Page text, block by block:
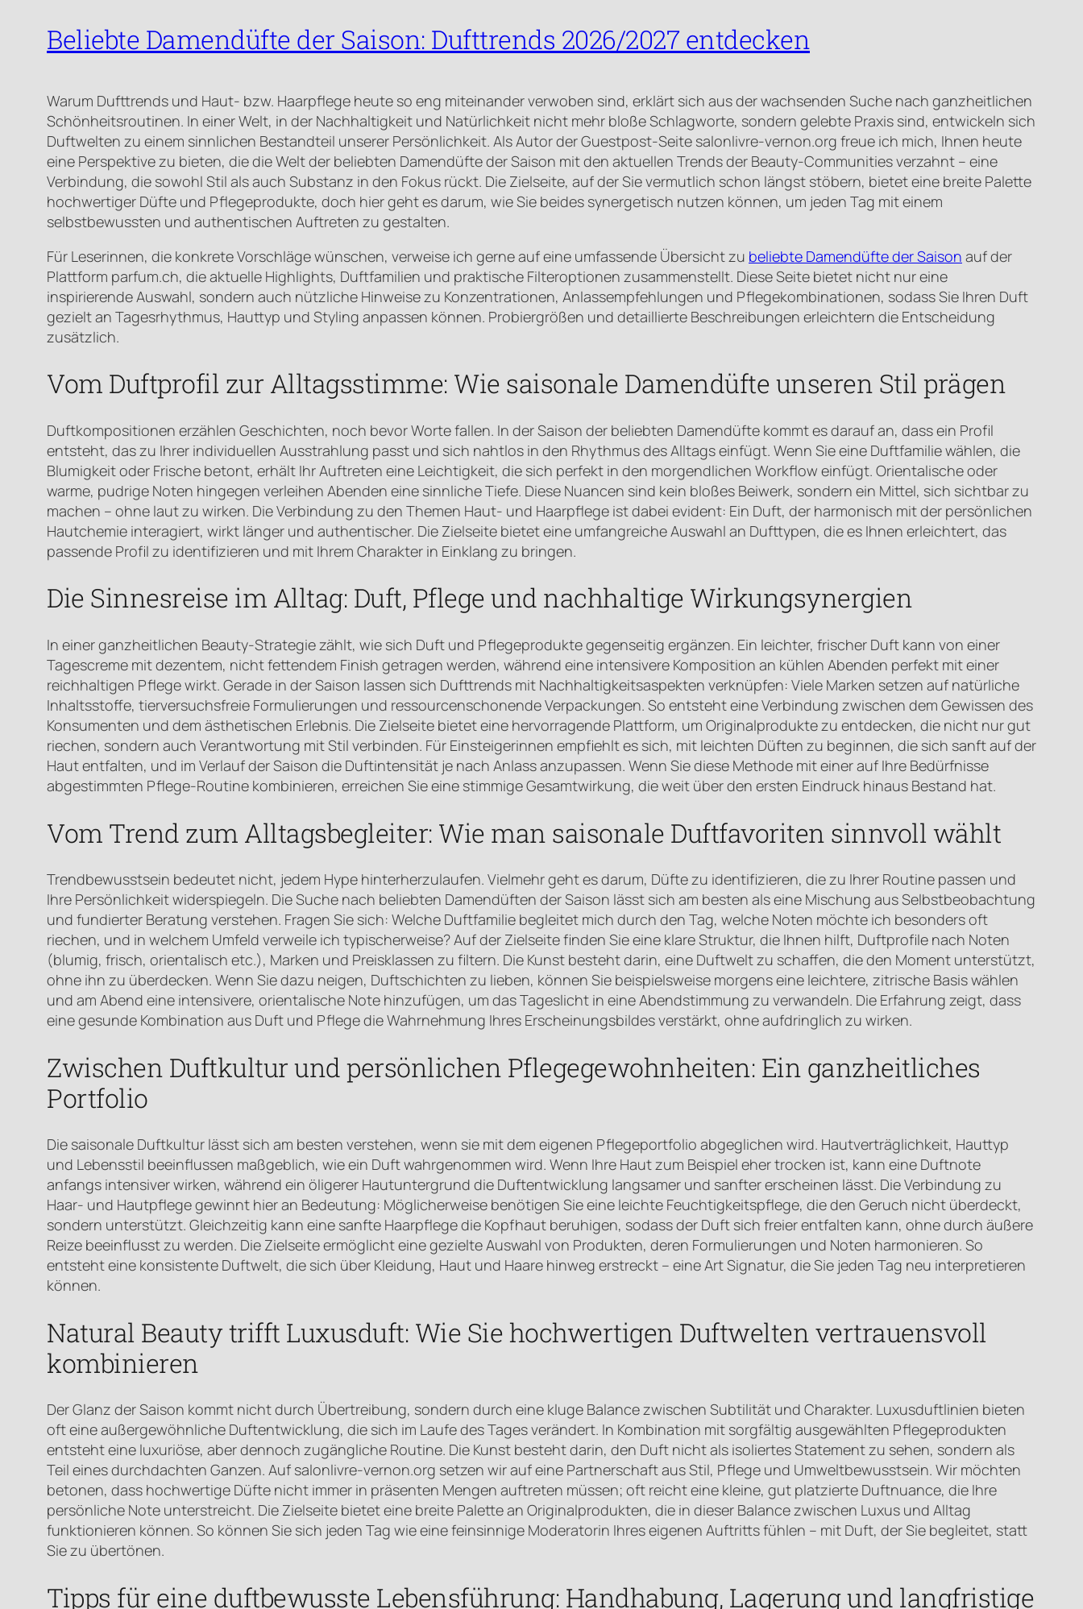
Beliebte Damendüfte der Saison: Dufttrends 2026/2027 entdecken
Warum Dufttrends und Haut- bzw. Haarpflege heute so eng miteinander verwoben sind, erklärt sich aus der wachsenden Suche nach ganzheitlichen
Schönheitsroutinen. In einer Welt, in der Nachhaltigkeit und Natürlichkeit nicht mehr bloße Schlagworte, sondern gelebte Praxis sind, entwickeln sich
Duftwelten zu einem sinnlichen Bestandteil unserer Persönlichkeit. Als Autor der Guestpost-Seite salonlivre-vernon.org freue ich mich, Ihnen heute
eine Perspektive zu bieten, die die Welt der beliebten Damendüfte der Saison mit den aktuellen Trends der Beauty-Communities verzahnt – eine
Verbindung, die sowohl Stil als auch Substanz in den Fokus rückt. Die Zielseite, auf der Sie vermutlich schon längst stöbern, bietet eine breite Palette
hochwertiger Düfte und Pflegeprodukte, doch hier geht es darum, wie Sie beides synergetisch nutzen können, um jeden Tag mit einem
selbstbewussten und authentischen Auftreten zu gestalten.
Für Leserinnen, die konkrete Vorschläge wünschen, verweise ich gerne auf eine umfassende Übersicht zu beliebte Damendüfte der Saison auf der
Plattform parfum.ch, die aktuelle Highlights, Duftfamilien und praktische Filteroptionen zusammenstellt. Diese Seite bietet nicht nur eine
inspirierende Auswahl, sondern auch nützliche Hinweise zu Konzentrationen, Anlassempfehlungen und Pflegekombinationen, sodass Sie Ihren Duft
gezielt an Tagesrhythmus, Hauttyp und Styling anpassen können. Probiergrößen und detaillierte Beschreibungen erleichtern die Entscheidung
zusätzlich.
Vom Duftprofil zur Alltagsstimme: Wie saisonale Damendüfte unseren Stil prägen
Duftkompositionen erzählen Geschichten, noch bevor Worte fallen. In der Saison der beliebten Damendüfte kommt es darauf an, dass ein Profil
entsteht, das zu Ihrer individuellen Ausstrahlung passt und sich nahtlos in den Rhythmus des Alltags einfügt. Wenn Sie eine Duftfamilie wählen, die
Blumigkeit oder Frische betont, erhält Ihr Auftreten eine Leichtigkeit, die sich perfekt in den morgendlichen Workflow einfügt. Orientalische oder
warme, pudrige Noten hingegen verleihen Abenden eine sinnliche Tiefe. Diese Nuancen sind kein bloßes Beiwerk, sondern ein Mittel, sich sichtbar zu
machen – ohne laut zu wirken. Die Verbindung zu den Themen Haut- und Haarpflege ist dabei evident: Ein Duft, der harmonisch mit der persönlichen
Hautchemie interagiert, wirkt länger und authentischer. Die Zielseite bietet eine umfangreiche Auswahl an Dufttypen, die es Ihnen erleichtert, das
passende Profil zu identifizieren und mit Ihrem Charakter in Einklang zu bringen.
Die Sinnesreise im Alltag: Duft, Pflege und nachhaltige Wirkungsynergien
In einer ganzheitlichen Beauty-Strategie zählt, wie sich Duft und Pflegeprodukte gegenseitig ergänzen. Ein leichter, frischer Duft kann von einer
Tagescreme mit dezentem, nicht fettendem Finish getragen werden, während eine intensivere Komposition an kühlen Abenden perfekt mit einer
reichhaltigen Pflege wirkt. Gerade in der Saison lassen sich Dufttrends mit Nachhaltigkeitsaspekten verknüpfen: Viele Marken setzen auf natürliche
Inhaltsstoffe, tierversuchsfreie Formulierungen und ressourcenschonende Verpackungen. So entsteht eine Verbindung zwischen dem Gewissen des
Konsumenten und dem ästhetischen Erlebnis. Die Zielseite bietet eine hervorragende Plattform, um Originalprodukte zu entdecken, die nicht nur gut
riechen, sondern auch Verantwortung mit Stil verbinden. Für Einsteigerinnen empfiehlt es sich, mit leichten Düften zu beginnen, die sich sanft auf der
Haut entfalten, und im Verlauf der Saison die Duftintensität je nach Anlass anzupassen. Wenn Sie diese Methode mit einer auf Ihre Bedürfnisse
abgestimmten Pflege-Routine kombinieren, erreichen Sie eine stimmige Gesamtwirkung, die weit über den ersten Eindruck hinaus Bestand hat.
Vom Trend zum Alltagsbegleiter: Wie man saisonale Duftfavoriten sinnvoll wählt
Trendbewusstsein bedeutet nicht, jedem Hype hinterherzulaufen. Vielmehr geht es darum, Düfte zu identifizieren, die zu Ihrer Routine passen und
Ihre Persönlichkeit widerspiegeln. Die Suche nach beliebten Damendüften der Saison lässt sich am besten als eine Mischung aus Selbstbeobachtung
und fundierter Beratung verstehen. Fragen Sie sich: Welche Duftfamilie begleitet mich durch den Tag, welche Noten möchte ich besonders oft
riechen, und in welchem Umfeld verweile ich typischerweise? Auf der Zielseite finden Sie eine klare Struktur, die Ihnen hilft, Duftprofile nach Noten
(blumig, frisch, orientalisch etc.), Marken und Preisklassen zu filtern. Die Kunst besteht darin, eine Duftwelt zu schaffen, die den Moment unterstützt,
ohne ihn zu überdecken. Wenn Sie dazu neigen, Duftschichten zu lieben, können Sie beispielsweise morgens eine leichtere, zitrische Basis wählen
und am Abend eine intensivere, orientalische Note hinzufügen, um das Tageslicht in eine Abendstimmung zu verwandeln. Die Erfahrung zeigt, dass
eine gesunde Kombination aus Duft und Pflege die Wahrnehmung Ihres Erscheinungsbildes verstärkt, ohne aufdringlich zu wirken.
Zwischen Duftkultur und persönlichen Pflegegewohnheiten: Ein ganzheitliches
Portfolio
Die saisonale Duftkultur lässt sich am besten verstehen, wenn sie mit dem eigenen Pflegeportfolio abgeglichen wird. Hautverträglichkeit, Hauttyp
und Lebensstil beeinflussen maßgeblich, wie ein Duft wahrgenommen wird. Wenn Ihre Haut zum Beispiel eher trocken ist, kann eine Duftnote
anfangs intensiver wirken, während ein öligerer Hautuntergrund die Duftentwicklung langsamer und sanfter erscheinen lässt. Die Verbindung zu
Haar- und Hautpflege gewinnt hier an Bedeutung: Möglicherweise benötigen Sie eine leichte Feuchtigkeitspflege, die den Geruch nicht überdeckt,
sondern unterstützt. Gleichzeitig kann eine sanfte Haarpflege die Kopfhaut beruhigen, sodass der Duft sich freier entfalten kann, ohne durch äußere
Reize beeinflusst zu werden. Die Zielseite ermöglicht eine gezielte Auswahl von Produkten, deren Formulierungen und Noten harmonieren. So
entsteht eine konsistente Duftwelt, die sich über Kleidung, Haut und Haare hinweg erstreckt – eine Art Signatur, die Sie jeden Tag neu interpretieren
können.
Natural Beauty trifft Luxusduft: Wie Sie hochwertigen Duftwelten vertrauensvoll
kombinieren
Der Glanz der Saison kommt nicht durch Übertreibung, sondern durch eine kluge Balance zwischen Subtilität und Charakter. Luxusduftlinien bieten
oft eine außergewöhnliche Duftentwicklung, die sich im Laufe des Tages verändert. In Kombination mit sorgfältig ausgewählten Pflegeprodukten
entsteht eine luxuriöse, aber dennoch zugängliche Routine. Die Kunst besteht darin, den Duft nicht als isoliertes Statement zu sehen, sondern als
Teil eines durchdachten Ganzen. Auf salonlivre-vernon.org setzen wir auf eine Partnerschaft aus Stil, Pflege und Umweltbewusstsein. Wir möchten
betonen, dass hochwertige Düfte nicht immer in präsenten Mengen auftreten müssen; oft reicht eine kleine, gut platzierte Duftnuance, die Ihre
persönliche Note unterstreicht. Die Zielseite bietet eine breite Palette an Originalprodukten, die in dieser Balance zwischen Luxus und Alltag
funktionieren können. So können Sie sich jeden Tag wie eine feinsinnige Moderatorin Ihres eigenen Auftritts fühlen – mit Duft, der Sie begleitet, statt
Sie zu übertönen.
Tipps für eine duftbewusste Lebensführung: Handhabung, Lagerung und langfristige